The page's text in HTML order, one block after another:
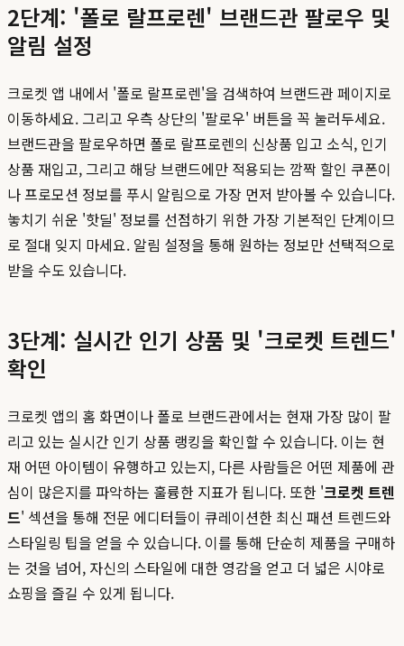
2단계: '폴로 랄프로렌' 브랜드관 팔로우 및
알림 설정
크로켓 앱 내에서 '폴로 랄프로렌'을 검색하여 브랜드관 페이지로
이동하세요. 그리고 우측 상단의 '팔로우' 버튼을 꼭 눌러두세요.
브랜드관을 팔로우하면 폴로 랄프로렌의 신상품 입고 소식, 인기
상품 재입고, 그리고 해당 브랜드에만 적용되는 깜짝 할인 쿠폰이
나 프로모션 정보를 푸시 알림으로 가장 먼저 받아볼 수 있습니다.
놓치기 쉬운 '핫딜' 정보를 선점하기 위한 가장 기본적인 단계이므
로 절대 잊지 마세요. 알림 설정을 통해 원하는 정보만 선택적으로
받을 수도 있습니다.
3단계: 실시간 인기 상품 및 '크로켓 트렌드'
확인
크로켓 앱의 홈 화면이나 폴로 브랜드관에서는 현재 가장 많이 팔
리고 있는 실시간 인기 상품 랭킹을 확인할 수 있습니다. 이는 현
재 어떤 아이템이 유행하고 있는지, 다른 사람들은 어떤 제품에 관
심이 많은지를 파악하는 훌륭한 지표가 됩니다. 또한 '크로켓 트렌
드' 섹션을 통해 전문 에디터들이 큐레이션한 최신 패션 트렌드와
스타일링 팁을 얻을 수 있습니다. 이를 통해 단순히 제품을 구매하
는 것을 넘어, 자신의 스타일에 대한 영감을 얻고 더 넓은 시야로
쇼핑을 즐길 수 있게 됩니다.